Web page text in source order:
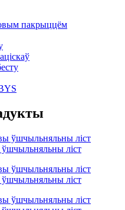
пакрыццём
ўшчыльняльны ліст
ўшчыльняльны ліст